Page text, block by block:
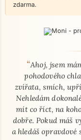
zdarma.
O mně - seznamka
“Ahoj, jsem
pohodového
zvířata, smích,
Nehledám
mít co říct, na
dobře. Pokud máš
a hledáš opravdové